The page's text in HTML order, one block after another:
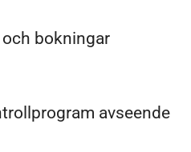
bokningar
avseende